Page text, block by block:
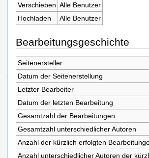
Verschieben Alle Benutzer
Hochladen
Alle Benutzer
Bearbeitungsgeschichte
Seitenersteller
Datum der Seitenerstellung
Letzter Bearbeiter
Datum der letzten Bearbeitung
Gesamtzahl der Bearbeitungen
Gesamtzahl unterschiedlicher Autoren
Anzahl der kürzlich erfolgten
Anzahl unterschiedlicher Autoren der